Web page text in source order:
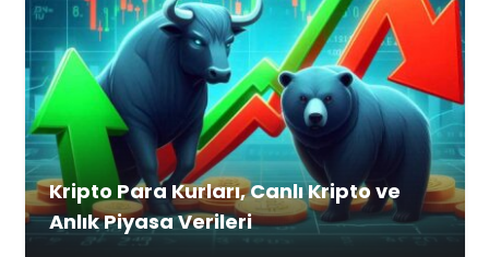
Kripto Para Kurları, Canlı Kripto ve
Anlık Piyasa Verileri